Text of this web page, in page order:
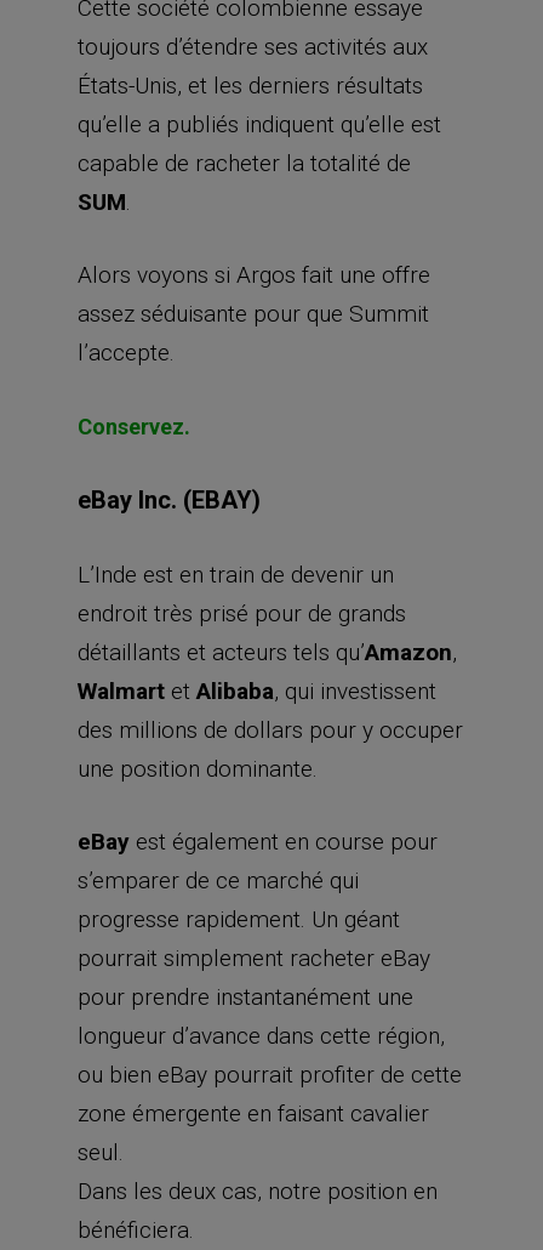
Cette société colombienne essaye
toujours d’étendre ses activités aux
États-Unis, et les derniers résultats
qu’elle a publiés indiquent qu’elle est
capable de racheter la totalité de
SUM
Alors voyons si Argos fait une offre
assez séduisante pour que Summit
l’accepte.
Conservez.
eBay Inc. (EBAY)
L’Inde est en train de devenir un
endroit très prisé pour de grands
détaillants et acteurs tels qu’Amazon,
Walmart et Alibaba, qui investissent
des millions de dollars pour y occuper
une position dominante.
eBay est également en course pour
s’emparer de ce marché qui
progresse rapidement. Un géant
pourrait simplement racheter eBay
pour prendre instantanément une
longueur d’avance dans cette région,
ou bien eBay pourrait profiter de cette
zone émergente en faisant cavalier
seul.
Dans les deux cas, notre position en
bénéficiera.